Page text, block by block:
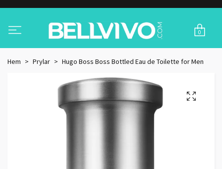
0
Hem Prylar Hugo Boss Boss Bottled Eau de Toilette for Men